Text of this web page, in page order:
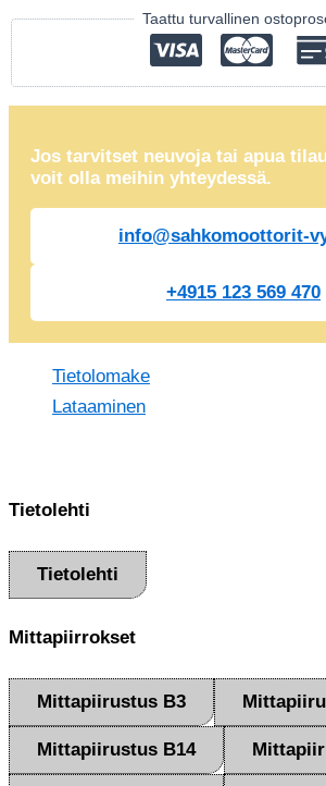
rpm)
määrä
Taattu turvallinen
Jos tarvitset neuvoja tai apua
voit olla meihin yhteydessä.
info@sahkomoottorit-
+4915 123 569 470
Tietolomake
Lataaminen
Tietolehti
Tietolehti
Mittapiirrokset
Mittapiirustus B3
Mittapiirustus B14